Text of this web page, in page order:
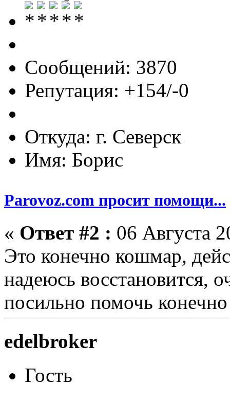
Сообщений: 3870
Репутация: +154/-0
Откуда: г. Северск
Имя: Борис
Parovoz.com просит помощи...
« Ответ #2 : 06 Августа
Это конечно кошмар,
надеюсь восстановится,
посильно помочь
edelbroker
Гость